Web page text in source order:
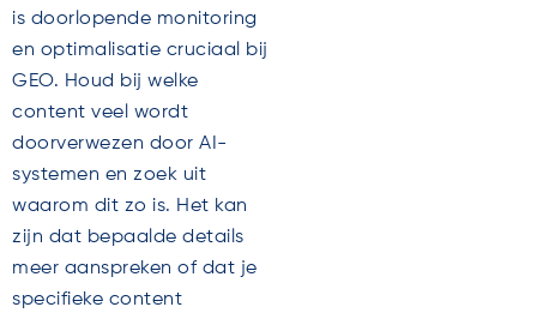
is doorlopende monitoring
en optimalisatie cruciaal bij
GEO. Houd bij welke
content veel wordt
doorverwezen door AI-
systemen en zoek uit
waarom dit zo is. Het kan
zijn dat bepaalde details
meer aanspreken of dat je
specifieke content